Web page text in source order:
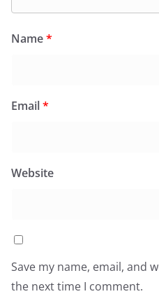
Name*
Email*
Website
Save my name, email, and
the next time I comment.